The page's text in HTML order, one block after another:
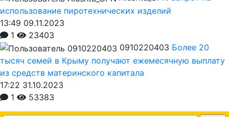
использование пиротехнических изделий
13:49 09.11.2023
1
23403
0910220403 Более 20
тысяч семей в Крыму получают ежемесячную выплату
из средств материнского капитала
17:22 31.10.2023
1
53383